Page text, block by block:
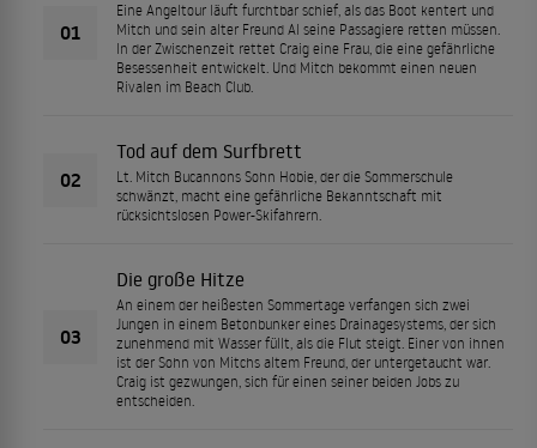
01
Eine Angeltour läuft furchtbar schief, als das Boot kentert und
Mitch und sein alter Freund Al seine Passagiere retten müssen.
In der Zwischenzeit rettet Craig eine Frau, die eine gefährliche
Besessenheit entwickelt. Und Mitch bekommt einen neuen
Rivalen im Beach Club.
02
Tod auf dem Surfbrett
Lt. Mitch Bucannons Sohn Hobie, der die Sommerschule
schwänzt, macht eine gefährliche Bekanntschaft mit
rücksichtslosen Power-Skifahrern.
03
Die große Hitze
An einem der heißesten Sommertage verfangen sich zwei
Jungen in einem Betonbunker eines Drainagesystems, der sich
zunehmend mit Wasser füllt, als die Flut steigt. Einer von ihnen
ist der Sohn von Mitchs altem Freund, der untergetaucht war.
Craig ist gezwungen, sich für einen seiner beiden Jobs zu
entscheiden.